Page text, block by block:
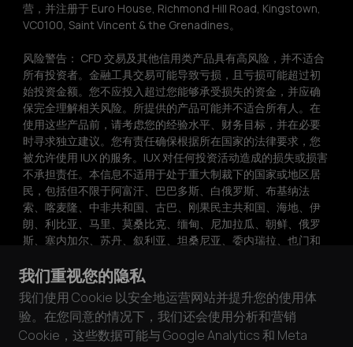
营，并注册于 Euro House, Richmond Hill Road, Kingstown,
VC0100, Saint Vincent & the Grenadines。
风险警告： CFD 交易及其他信用类产品具有高风险，并不适合
所有投资者。金融工具交易可能导致亏损，且亏损可能超过初
始投资金额。您不应投入超过您能够承受损失的资金，并应确
保完全理解相关风险。所提供的产品可能并不适合所有人。在
使用这些产品前，请考虑您的经验水平、财务目标，并在必要
时寻求独立建议。您有责任确保根据所在国家的法律要求，您
被允许使用 IUX 的服务。IUX 对任何投资活动造成的损失或损害
不承担责任。本信息不适用于处于重大制裁下的国家或地区居
民，包括但不限于阿富汗、巴巴多斯、白俄罗斯、布基纳法
索、喀麦隆、中非共和国、古巴、刚果民主共和国、海地、伊
朗、利比亚、马里、莫桑比克、缅甸、尼加拉瓜、朝鲜、俄罗
斯、塞内加尔、苏丹、叙利亚、坦桑尼亚、委内瑞拉、也门和
IUX 及其子公司网站上提供的所有交易相关信息、产品和服务，
均不旨在招揽澳大利亚、欧盟和欧洲经济区、日本、马来西
亚、乌克兰、英国或美国的居民。本网站上的信息不构成投资
建议、推荐或参与任何投资活动的招揽。未经 IUX 明确书面许
我们重视您的隐私
我们使用 Cookie 以安全地运营网站并提升您的使用体
验。在您同意的情况下，我们还会使用分析和营销
Cookie，这些数据可能与 Google Analytics 和 Meta